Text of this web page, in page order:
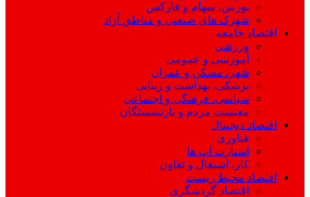
بورس، سهام و فارکس
شهرک های صنعتی و مناطق آزاد
اقتصاد جامعه
ورزشی
آموزشی و عمومی
شهر، مسکن و عمران
پزشکی، بهداشت و زیبایی
سیاسی، فرهنگی و اجتماعی
معیشت مردم و بازنشستگان
اقتصاد دیجیتال
فناوری
استارت اپ ها
کار، اشتغال و تعاون
اقتصاد محیط زیست
اقتصاد گردشگری